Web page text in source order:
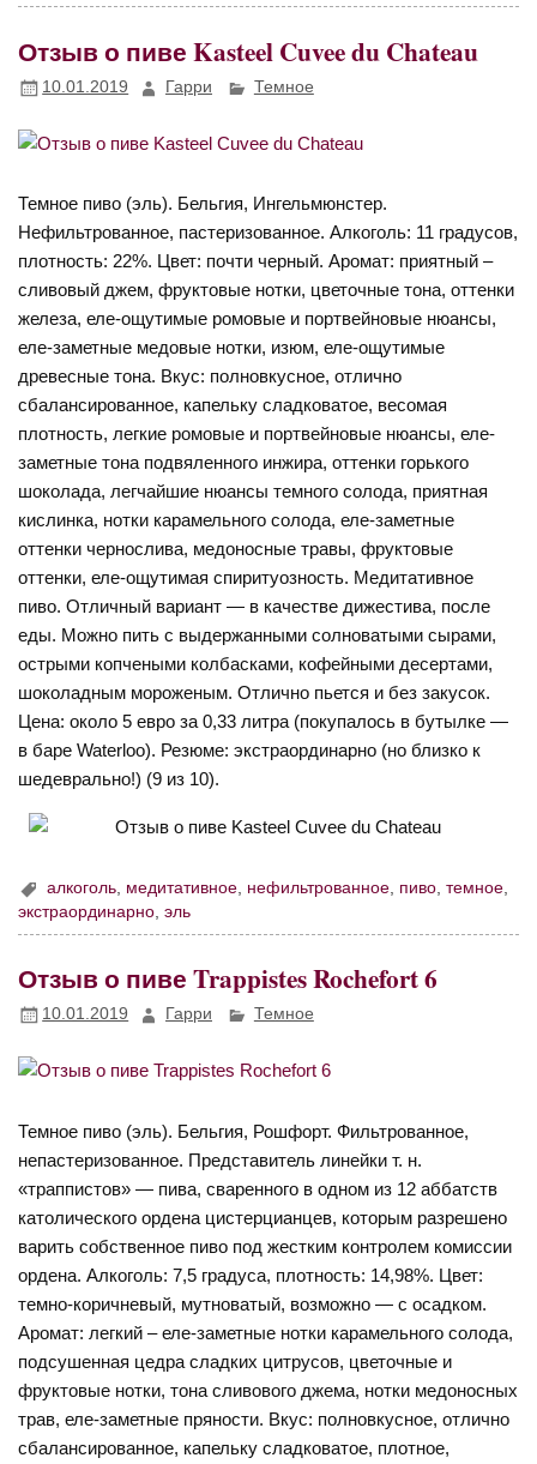
Отзыв о пиве Kasteel Cuvee du Chateau
10.01.2019 Гарри Темное
Темное пиво (эль). Бельгия, Ингельмюнстер.
Нефильтрованное, пастеризованное. Алкоголь: 11 градусов,
плотность: 22%. Цвет: почти черный. Аромат: приятный –
сливовый джем, фруктовые нотки, цветочные тона, оттенки
железа, еле-ощутимые ромовые и портвейновые нюансы,
еле-заметные медовые нотки, изюм, еле-ощутимые
древесные тона. Вкус: полновкусное, отлично
сбалансированное, капельку сладковатое, весомая
плотность, легкие ромовые и портвейновые нюансы, еле-
заметные тона подвяленного инжира, оттенки горького
шоколада, легчайшие нюансы темного солода, приятная
кислинка, нотки карамельного солода, еле-заметные
оттенки чернослива, медоносные травы, фруктовые
оттенки, еле-ощутимая спиритуозность. Медитативное
пиво. Отличный вариант — в качестве дижестива, после
еды. Можно пить с выдержанными солноватыми сырами,
острыми копчеными колбасками, кофейными десертами,
шоколадным мороженым. Отлично пьется и без закусок.
Цена: около 5 евро за 0,33 литра (покупалось в бутылке —
в баре Waterloo). Резюме: экстраординарно (но близко к
шедеврально!) (9 из 10).
алкоголь медитативное нефильтрованное пиво ,темное
экстраординарно ,эль
Отзыв о пиве Trappistes Rochefort 6
10.01.2019 Гарри Темное
Темное пиво (эль). Бельгия, Рошфорт. Фильтрованное,
непастеризованное. Представитель линейки т. н.
«траппистов» — пива, сваренного в одном из 12 аббатств
католического ордена цистерцианцев, которым разрешено
варить собственное пиво под жестким контролем комиссии
ордена. Алкоголь: 7,5 градуса, плотность: 14,98%. Цвет:
темно-коричневый, мутноватый, возможно — с осадком.
Аромат: легкий – еле-заметные нотки карамельного солода,
подсушенная цедра сладких цитрусов, цветочные и
фруктовые нотки, тона сливового джема, нотки медоносных
трав, еле-заметные пряности. Вкус: полновкусное, отлично
сбалансированное, капельку сладковатое, плотное,